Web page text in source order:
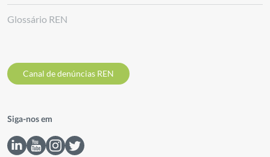
Glossário REN
Canal de denúncias REN
Siga-nos em